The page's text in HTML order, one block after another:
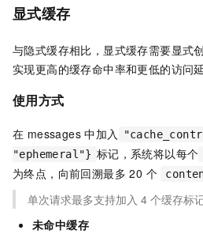
显式缓存
与隐式缓存相比，显式缓存需要显式
实现更高的缓存命中率和更低的访问延
使用方式
在 messages 中加入
"ephemeral"} 标记，系统将以每个
为终点，向前回溯最多 20 个
单次请求最多支持加入 4 个缓存标记
未命中缓存